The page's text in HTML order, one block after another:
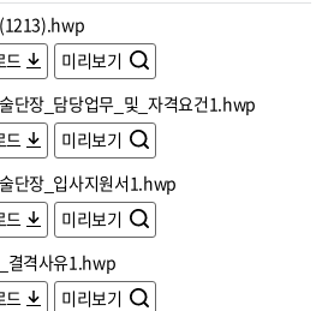
드
미리보기
단장_담당업무_및_자격요건1.hwp
드
미리보기
단장_입사지원서1.hwp
드
미리보기
결격사유1.hwp
드
미리보기